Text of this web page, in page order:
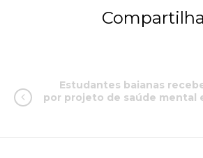
Estudantes baianas
por projeto de saúde mental